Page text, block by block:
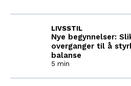
Nye begynnelser:
overganger til å
balanse
LIVSSTIL
5 min